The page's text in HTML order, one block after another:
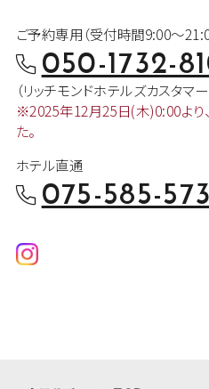
ご予約専用（受付時間9:00～
050-1732-
（リッチモンドホテルズカスタマー
※2025年12月25日(木)0:00より、
た。
ホテル直通
075-585-